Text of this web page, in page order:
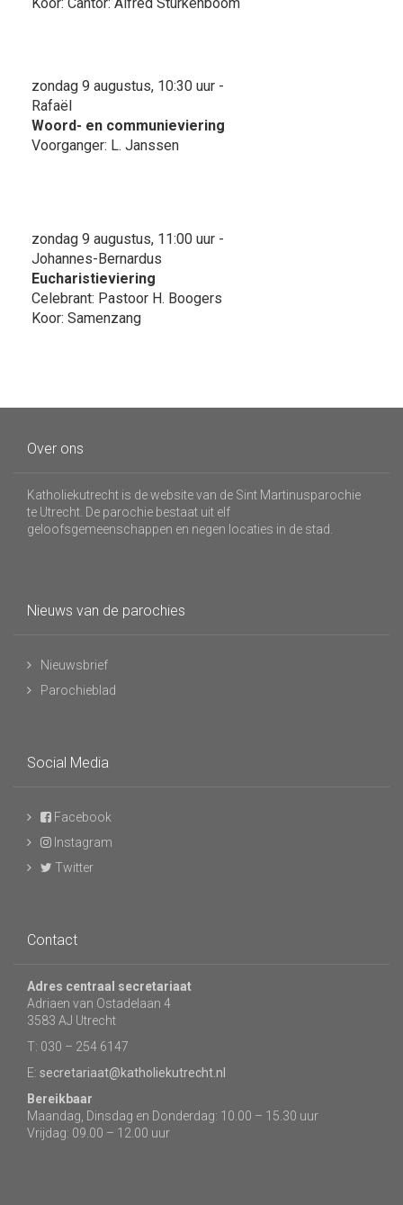
zondag 9 augustus, 10:30 uur -
Rafaël
Woord- en communieviering
Voorganger: L. Janssen
zondag 9 augustus, 11:00 uur -
Johannes-Bernardus
Eucharistieviering
Celebrant: Pastoor H. Boogers
Koor: Samenzang
Over ons
Katholiekutrecht is de website van de Sint Martinusparochie
te Utrecht. De parochie bestaat uit elf
geloofsgemeenschappen en negen locaties in de stad.
Nieuws van de parochies
Nieuwsbrief
Parochieblad
Social Media
Facebook
Instagram
Twitter
Contact
Adres centraal secretariaat
Adriaen van Ostadelaan 4
3583 AJ Utrecht
T: 030 – 254 6147
E: secretariaat@katholiekutrecht.nl
Bereikbaar
Maandag, Dinsdag en Donderdag: 10.00 – 15.30 uur
Vrijdag: 09.00 – 12.00 uur